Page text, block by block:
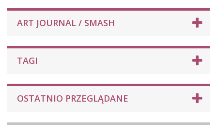
ART JOURNAL / SMASH
TAGI
OSTATNIO PRZEGLĄDANE